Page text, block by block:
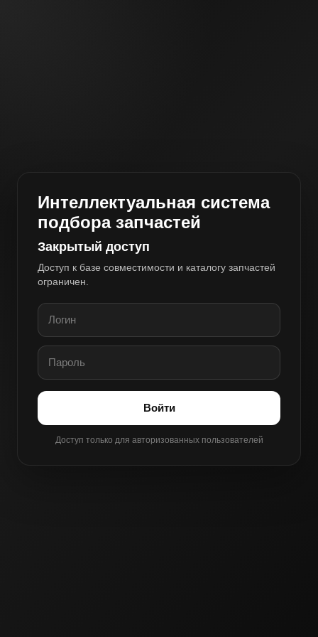
Интеллектуальная система
подбора запчастей
Закрытый доступ
Доступ к базе совместимости и каталогу запчастей
ограничен.
Войти
Доступ только для авторизованных пользователей